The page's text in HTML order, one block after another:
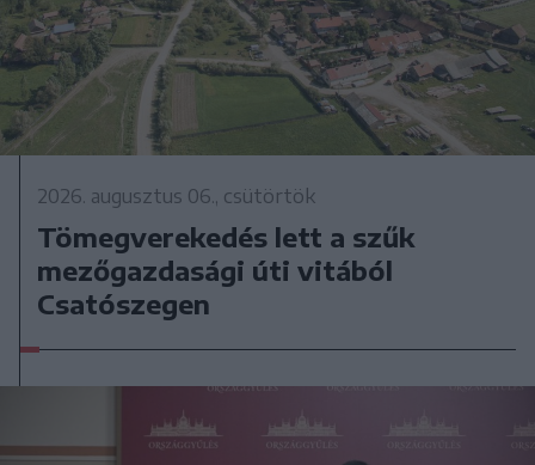
2026. augusztus 06., csütörtök
Tömegverekedés lett a szűk
mezőgazdasági úti vitából
Csatószegen